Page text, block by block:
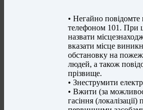
• Негайно
телефоном 101. При
назвати
вказати місце
обстановку на
людей, а також
прізвище.
• Знеструмити
• Вжити (за
гасіння (локалізації)